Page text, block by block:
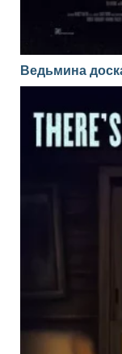
Ведьмина